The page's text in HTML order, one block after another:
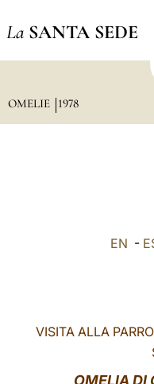
La SANTA SEDE
OMELIE 1978
EN -
VISITA ALLA
OMELIA DI